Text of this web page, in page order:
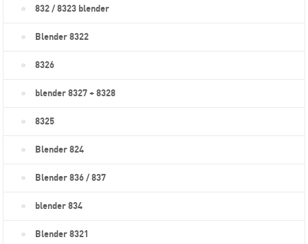
832 / 8323 blender
Blender 8322
8326
blender 8327 + 8328
8325
Blender 824
Blender 836 / 837
blender 834
Blender 8321